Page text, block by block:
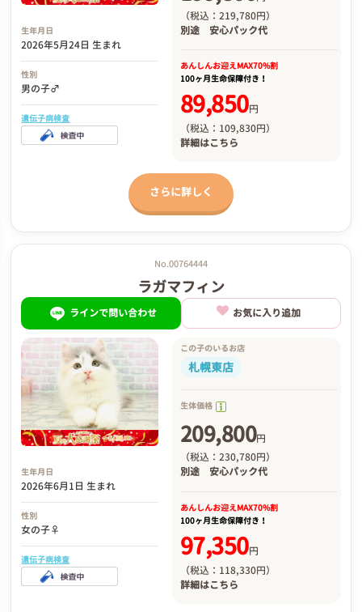
生年月日
2026年5月24日 生まれ
性別
男の子♂
遺伝子病検査
（税込：219,780円）
別途 安心パック代
あんしんお迎えMAX70%割
100ヶ月生命保障付き！
89,850円
（税込：109,830円）
詳細はこちら
さらに詳しく
No.00764444
ラガマフィン
ラインで問い合わせ お気に入り追加
生年月日
2026年6月1日 生まれ
性別
女の子♀
遺伝子病検査
この子のいるお店
札幌東店
生体価格
209,800円
（税込：230,780円）
別途 安心パック代
あんしんお迎えMAX70%割
100ヶ月生命保障付き！
97,350円
（税込：118,330円）
詳細はこちら